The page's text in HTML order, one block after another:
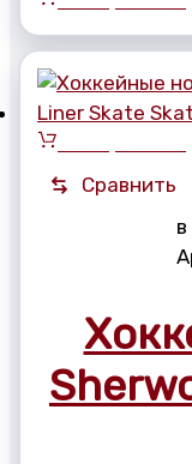
Сравнить
в